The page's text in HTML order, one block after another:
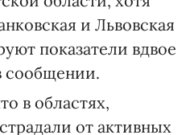
и Львовская
показатели вдвое
сообщении.
в областях,
от активных